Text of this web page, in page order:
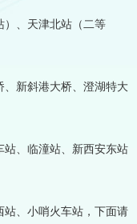
）、天津北站（二等
新斜港大桥、澄湖特大
、临潼站、新西安东站
站、小哨火车站，下面请